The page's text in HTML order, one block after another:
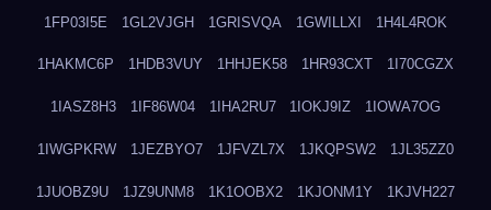
1FP03I5E 1GL2VJGH 1GRISVQA 1GWILLXI 1H4L4ROK
1HAKMC6P 1HDB3VUY 1HHJEK58 1HR93CXT 1I70CGZX
1IASZ8H3 1IF86W04 1IHA2RU7 1IOKJ9IZ 1IOWA7OG
1IWGPKRW 1JEZBYO7 1JFVZL7X 1JKQPSW2 1JL35ZZ0
1JUOBZ9U 1JZ9UNM8 1K1OOBX2 1KJONM1Y 1KJVH227